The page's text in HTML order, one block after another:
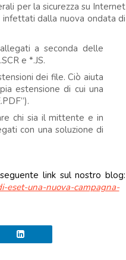
per la sicurezza su Internet
dalla nuova ondata di
a seconda delle
e *.JS.
dei file. Ciò aiuta
estensione di cui una
chi sia il mittente e in
con una soluzione di
link sul nostro blog:
eset-una-nuova-campagna-